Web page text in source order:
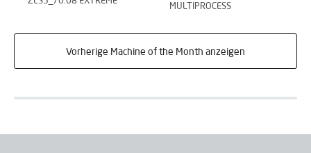
MULTIPROCESS
Vorherige Machine of the Month anzeigen